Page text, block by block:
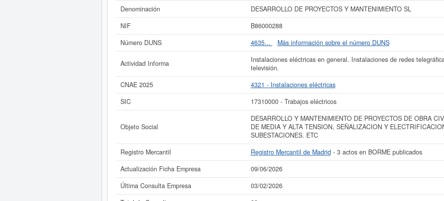
capital social de la empresa se encuentra dentro del rango de 0 a 3.100 €.DESARROLLO DE PROYECTOS Y
Si está interesado en conocer más datos de la empresa DESARROLLO DE PROYECTOS Y MANTENIMIENTO
este Informe ampliado
de DESARROLLO DE PROYECTOS Y MANTENIMIENTO SL y consultar los resultados
balances y cuentas de resultados disponibles.
La última actualización del informe de empresa se ha realizado el 09/06/2026.
Denominación
DESARROLLO DE PROYECTOS Y MANTENIMIENTO SL
NIF
B86000288
Número DUNS
4635... Más información sobre el número DUNS
Actividad Informa
Instalaciones eléctricas en general. Instalaciones de redes
televisión.
CNAE 2025
4321 - Instalaciones eléctricas
SIC
17310000 - Trabajos eléctricos
Objeto Social
DESARROLLO Y MANTENIMIENTO DE PROYECTOS DE OBRA
DE MEDIA Y ALTA TENSION, SEÑALIZACION Y
SUBESTACIONES. ETC
Registro Mercantil
Registro Mercantil de Madrid- 3 actos en BORME publicados
Actualización Ficha Empresa
09/06/2026
Última Consulta Empresa
03/02/2026